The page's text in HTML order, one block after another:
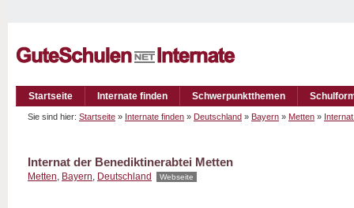
Startseite Internate finden Schwerpunktthemen
Sie sind hier: Startseite » Internate finden » Deutschland » Bayern » Metten »
Internat der Benediktinerabtei Metten
Metten, Bayern, Deutschland Webseite